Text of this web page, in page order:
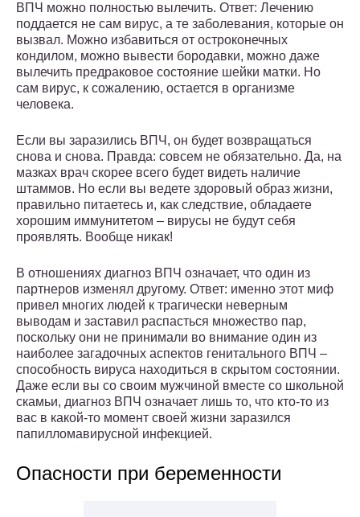
ВПЧ можно полностью вылечить. Ответ: Лечению
поддается не сам вирус, а те заболевания, которые он
вызвал. Можно избавиться от остроконечных
кондилом, можно вывести бородавки, можно даже
вылечить предраковое состояние шейки матки. Но
сам вирус, к сожалению, остается в организме
человека.
Если вы заразились ВПЧ, он будет возвращаться
снова и снова. Правда: совсем не обязательно. Да, на
мазках врач скорее всего будет видеть наличие
штаммов. Но если вы ведете здоровый образ жизни,
правильно питаетесь и, как следствие, обладаете
хорошим иммунитетом – вирусы не будут себя
проявлять. Вообще никак!
В отношениях диагноз ВПЧ означает, что один из
партнеров изменял другому. Ответ: именно этот миф
привел многих людей к трагически неверным
выводам и заставил распасться множество пар,
поскольку они не принимали во внимание один из
наиболее загадочных аспектов генитального ВПЧ –
способность вируса находиться в скрытом состоянии.
Даже если вы со своим мужчиной вместе со школьной
скамьи, диагноз ВПЧ означает лишь то, что кто-то из
вас в какой-то момент своей жизни заразился
папилломавирусной инфекцией.
Опасности при беременности